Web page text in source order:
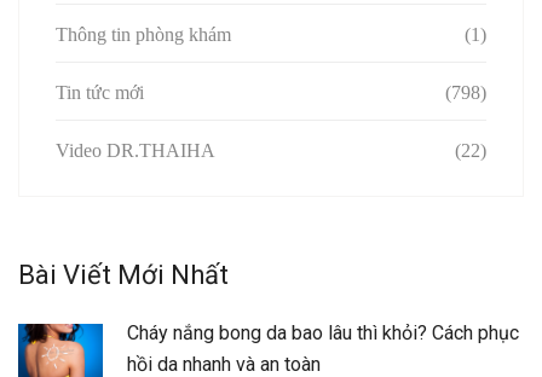
Thông tin phòng khám (1)
Tin tức mới (798)
Video DR.THAIHA (22)
Bài Viết Mới Nhất
Cháy nắng bong da bao lâu thì khỏi? Cách phục
hồi da nhanh và an toàn